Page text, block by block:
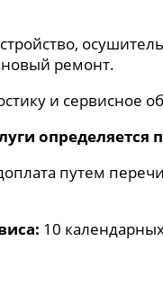
ремонт.
и сервисное
определяется
путем
10